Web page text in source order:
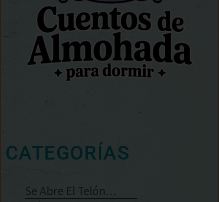
CATEGORÍAS
Se Abre El Telón…